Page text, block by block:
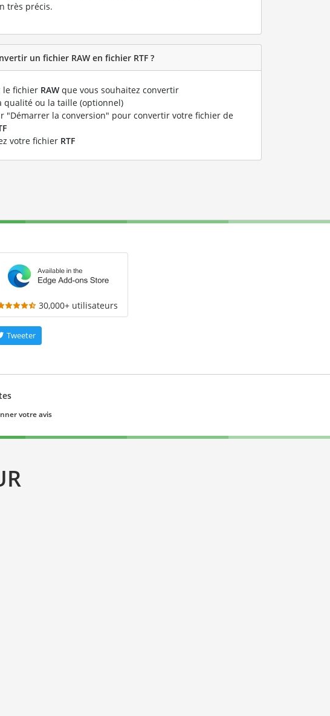
très précis.
un fichier RAW en fichier RTF ?
le fichier RAW que vous souhaitez convertir
qualité ou la taille (optionnel)
"Démarrer la conversion" pour convertir votre fichier de
votre fichier RTF
30,000+ utilisateurs
Tweeter
votre avis